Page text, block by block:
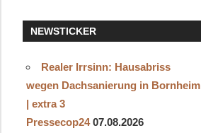
NEWSTICKER
Realer Irrsinn: Hausabriss
wegen Dachsanierung in Bornheim
| extra 3
Pressecop24 07.08.2026